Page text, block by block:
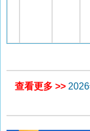
查看更多 >>